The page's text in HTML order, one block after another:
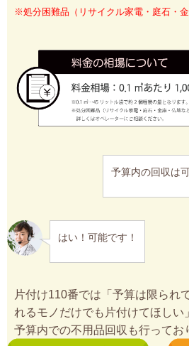
※処分困難品（リサイクル家電・庭石・
予算内の回収は
はい！可能です！
片付け110番では「予算は限られ
れるモノだけでも片付けてほしい
予算内での不用品回収も行ってお